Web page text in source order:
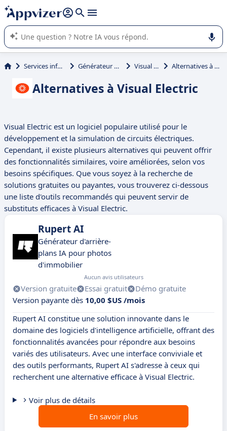
répondre (plusieurs lignes avec
L'IA de Appvizer vous guide dans l'utilisation ou la sélection de
logiciel SaaS en entreprise.
Services informatiques Générateur d'Images IA Visual Electric Alternatives à Visual Electric
Alternatives à Visual Electric
Visual Electric est un logiciel populaire utilisé pour le
développement et la simulation de circuits électriques.
Cependant, il existe plusieurs alternatives qui peuvent offrir
des fonctionnalités similaires, voire améliorées, selon vos
besoins spécifiques. Que vous soyez à la recherche de
solutions gratuites ou payantes, vous trouverez ci-dessous
une liste d'outils recommandés qui peuvent servir de
substituts efficaces à Visual Electric.
Rupert AI
Générateur d'arrière-
plans IA pour photos
d'immobilier
Aucun avis utilisateurs
Version gratuite Essai gratuit
Démo gratuite
Version payante dès 10,00 $US /mois
Rupert AI constitue une solution innovante dans le
domaine des logiciels d'intelligence artificielle, offrant des
fonctionnalités avancées pour répondre aux besoins
variés des utilisateurs. Avec une interface conviviale et
des outils performants, Rupert AI s'adresse à ceux qui
recherchent une alternative efficace à Visual Electric.
Voir plus de détails
En savoir plus